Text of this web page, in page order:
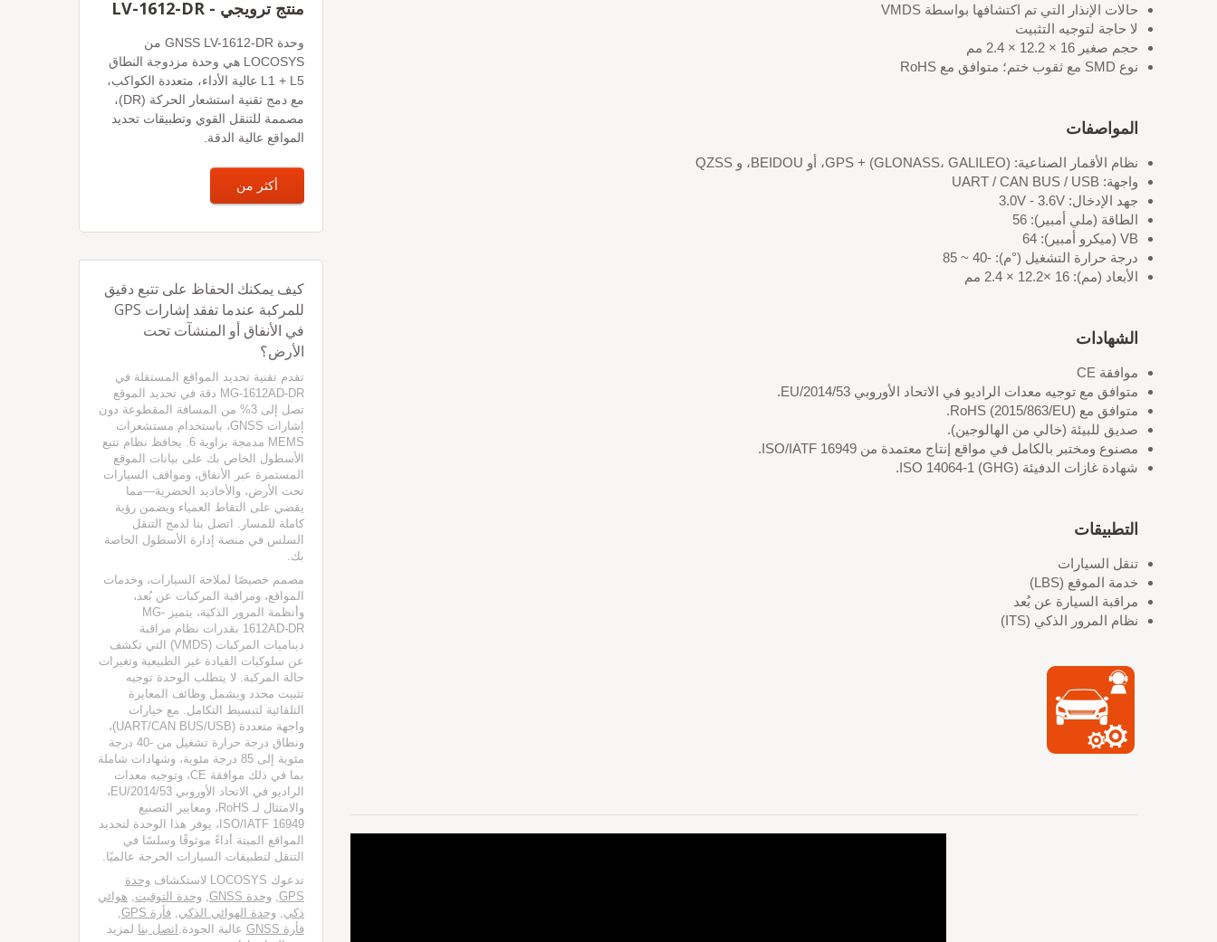
منتج ترويجي - LV-1612-DR
وحدة GNSS LV-1612-DR من
LOCOSYS هي وحدة مزدوجة النطاق
L1 + L5 عالية الأداء، متعددة الكواكب،
مع دمج تقنية استشعار الحركة (DR)،
مصممة للتنقل القوي وتطبيقات تحديد
المواقع عالية الدقة.
أكثر من
كيف يمكنك الحفاظ على تتبع دقيق
للمركبة عندما تفقد إشارات GPS
في الأنفاق أو المنشآت تحت
الأرض؟
تقدم تقنية تحديد المواقع المستقلة في
MG-1612AD-DR دقة في تحديد الموقع
تصل إلى 3% من المسافة المقطوعة دون
إشارات GNSS، باستخدام مستشعرات
MEMS مدمجة بزاوية 6. يحافظ نظام تتبع
الأسطول الخاص بك على بيانات الموقع
المستمرة عبر الأنفاق، ومواقف السيارات
تحت الأرض، والأخاديد الحضرية—مما
يقضي على النقاط العمياء ويضمن رؤية
كاملة للمسار. اتصل بنا لدمج التنقل
السلس في منصة إدارة الأسطول الخاصة
بك.
مصمم خصيصًا لملاحة السيارات، وخدمات
المواقع، ومراقبة المركبات عن بُعد،
وأنظمة المرور الذكية، يتميز MG-
1612AD-DR بقدرات نظام مراقبة
ديناميات المركبات (VMDS) التي تكشف
عن سلوكيات القيادة غير الطبيعية وتغيرات
حالة المركبة. لا يتطلب الوحدة توجيه
تثبيت محدد ويشمل وظائف المعايرة
التلقائية لتبسيط التكامل. مع خيارات
واجهة متعددة (UART/CAN BUS/USB)،
ونطاق درجة حرارة تشغيل من -40 درجة
مئوية إلى 85 درجة مئوية، وشهادات شاملة
بما في ذلك موافقة CE، وتوجيه معدات
الراديو في الاتحاد الأوروبي 2014/53/EU،
والامتثال لـ RoHS، ومعايير التصنيع
ISO/IATF 16949، يوفر هذا الوحدة لتحديد
المواقع الميتة أداءً موثوقًا وسلسًا في
التنقل لتطبيقات السيارات الحرجة عالميًا.
تدعوك LOCOSYS لاستكشاف
وحدة
GPS
, وحدة GNSS , وحدة التوقيت, هوائي
ذكي, وحدة الهوائي الذكي, فأرة GPS
,
فأرة GNSS
عالية الجودة. اتصل بنا لمزيد
حالات الإنذار التي تم اكتشافها بواسطة VMDS
لا حاجة لتوجيه التثبيت
حجم صغير 16 × 12.2 × 2.4 مم
نوع SMD مع ثقوب ختم؛ متوافق مع RoHS
المواصفات
نظام الأقمار الصناعية: GPS + (GLONASS، GALILEO)، أو BEIDOU، و QZSS
واجهة: UART / CAN BUS / USB
جهد الإدخال: 3.0V - 3.6V
الطاقة (ملي أمبير): 56
VB (ميكرو أمبير): 64
درجة حرارة التشغيل (°م): -40 ~ 85
الأبعاد (مم): 16 ×12.2 × 2.4 مم
الشهادات
موافقة CE
متوافق مع توجيه معدات الراديو في الاتحاد الأوروبي 2014/53/EU.
متوافق مع RoHS (2015/863/EU).
صديق للبيئة (خالي من الهالوجين).
مصنوع ومختبر بالكامل في مواقع إنتاج معتمدة من ISO/IATF 16949.
شهادة غازات الدفيئة (GHG) ISO 14064-1.
التطبيقات
تنقل السيارات
خدمة الموقع (LBS)
مراقبة السيارة عن بُعد
نظام المرور الذكي (ITS)